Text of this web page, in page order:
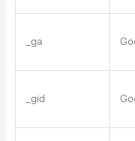
_ga
_gid